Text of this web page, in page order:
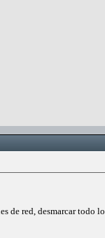
red, desmarcar todo